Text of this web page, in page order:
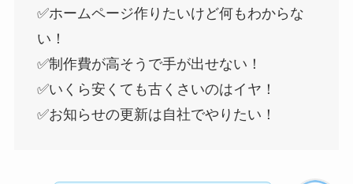
✅ホームページ作りたいけど何もわからな
い！
✅制作費が高そうで手が出せない！
✅いくら安くても古くさいのはイヤ！
✅お知らせの更新は自社でやりたい！